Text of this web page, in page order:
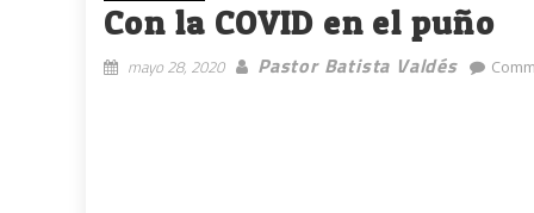
Con la COVID en el puño
mayo 28, 2020 Pastor Batista Valdés